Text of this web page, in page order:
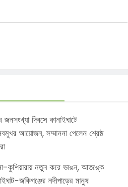
জনসংখ্যা দিবসে কানাইঘাটে
আয়োজন, সম্মাননা পেলেন শ্রেষ্ঠ
কুশিয়ারায় নতুন করে ভাঙন, আতঙ্কে
জকিগঞ্জের নদীপাড়ের মানুষ